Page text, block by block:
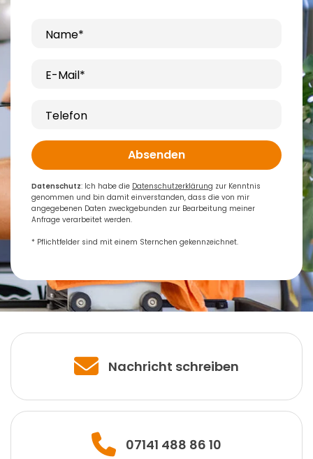
Name*
E-Mail*
Telefon
Absenden
Datenschutz: Ich habe die Datenschutzerklärung zur Kenntnis
genommen und bin damit einverstanden, dass die von mir
angegebenen Daten zweckgebunden zur Bearbeitung meiner
Anfrage verarbeitet werden.
* Pflichtfelder sind mit einem Sternchen gekennzeichnet.
Nachricht schreiben
07141 488 86 10